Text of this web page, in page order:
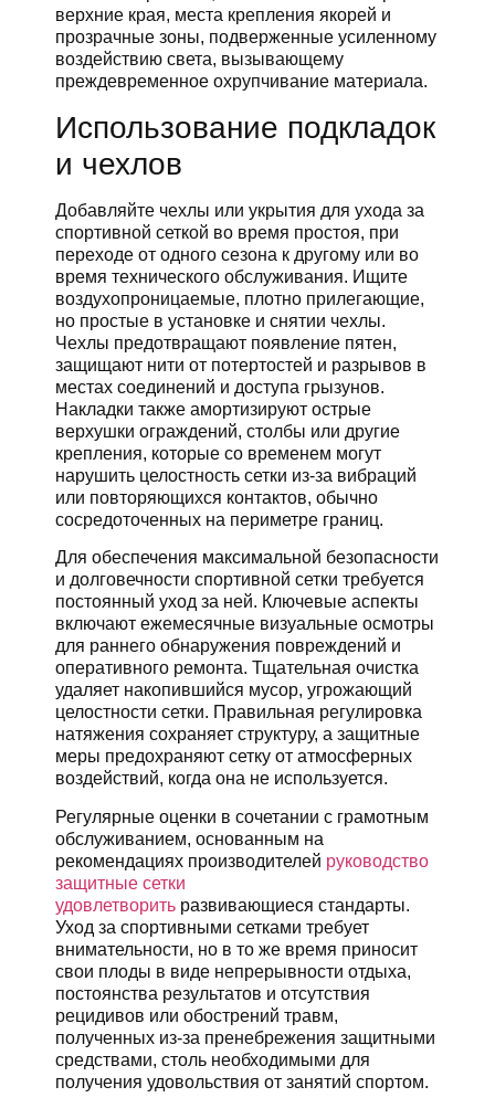
верхние края, места крепления якорей и
прозрачные зоны, подверженные усиленному
воздействию света, вызывающему
преждевременное охрупчивание материала.
Использование подкладок
и чехлов
Добавляйте чехлы или укрытия для ухода за
спортивной сеткой во время простоя, при
переходе от одного сезона к другому или во
время технического обслуживания. Ищите
воздухопроницаемые, плотно прилегающие,
но простые в установке и снятии чехлы.
Чехлы предотвращают появление пятен,
защищают нити от потертостей и разрывов в
местах соединений и доступа грызунов.
Накладки также амортизируют острые
верхушки ограждений, столбы или другие
крепления, которые со временем могут
нарушить целостность сетки из-за вибраций
или повторяющихся контактов, обычно
сосредоточенных на периметре границ.
Для обеспечения максимальной безопасности
и долговечности спортивной сетки требуется
постоянный уход за ней. Ключевые аспекты
включают ежемесячные визуальные осмотры
для раннего обнаружения повреждений и
оперативного ремонта. Тщательная очистка
удаляет накопившийся мусор, угрожающий
целостности сетки. Правильная регулировка
натяжения сохраняет структуру, а защитные
меры предохраняют сетку от атмосферных
воздействий, когда она не используется.
Регулярные оценки в сочетании с грамотным
обслуживанием, основанным на
рекомендациях производителей руководство
защитные сетки
удовлетворить развивающиеся стандарты.
Уход за спортивными сетками требует
внимательности, но в то же время приносит
свои плоды в виде непрерывности отдыха,
постоянства результатов и отсутствия
рецидивов или обострений травм,
полученных из-за пренебрежения защитными
средствами, столь необходимыми для
получения удовольствия от занятий спортом.